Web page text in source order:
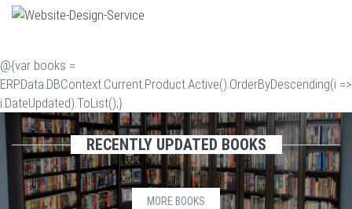
@{var books =
ERP.Data.DBContext.Current.Product.Active().OrderByDescending(i =>
i.DateUpdated).ToList();}
RECENTLY UPDATED BOOKS
MORE BOOKS